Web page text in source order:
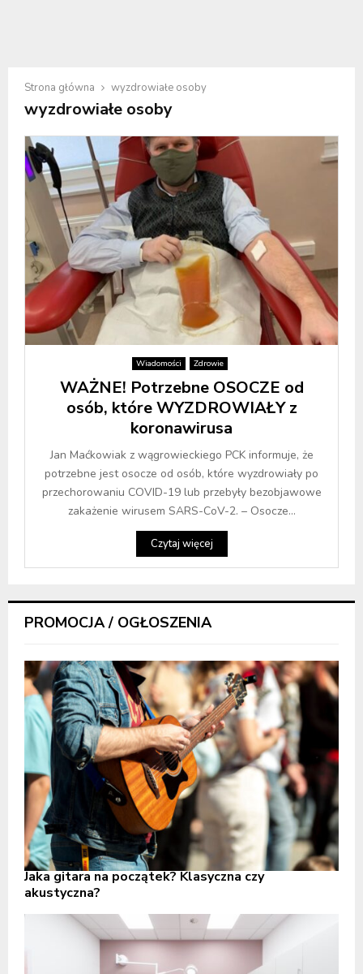
Strona główna wyzdrowiałe osoby
wyzdrowiałe osoby
Wiadomości Zdrowie
WAŻNE! Potrzebne OSOCZE od
osób, które WYZDROWIAŁY z
koronawirusa
Jan Maćkowiak z wągrowieckiego PCK informuje, że
potrzebne jest osocze od osób, które wyzdrowiały po
przechorowaniu COVID-19 lub przebyły bezobjawowe
zakażenie wirusem SARS-CoV-2. – Osocze...
Czytaj więcej
PROMOCJA / OGŁOSZENIA
Jaka gitara na początek? Klasyczna czy
akustyczna?